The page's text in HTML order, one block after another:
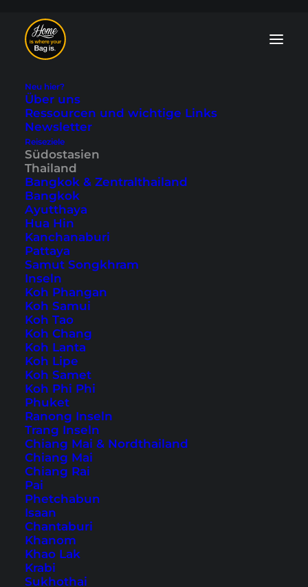
Neu hier?
Über uns
Ressourcen und wichtige Links
Newsletter
Reiseziele
Südostasien
Thailand
Bangkok & Zentralthailand
Bangkok
Ayutthaya
Hua Hin
Kanchanaburi
Pattaya
Samut Songkhram
Inseln
Koh Phangan
Koh Samui
Koh Tao
Koh Chang
Koh Lanta
Koh Lipe
Koh Samet
Koh Phi Phi
Phuket
Ranong Inseln
Trang Inseln
Chiang Mai & Nordthailand
Chiang Mai
Chiang Rai
Pai
Phetchabun
Isaan
Chantaburi
Khanom
Khao Lak
Krabi
Sukhothai
Wassersport in
Südostasien - die
beliebtesten
Aktivitäten
Zuletzt aktualisiert: 23. April 2026
Südostasien,Thailand
Wenn du auf der Suche nach einer
unvergesslichen Aktivität auf Reisen bist, die in
der Natur stattfindet, dann ist Wassersport in
Südostasien genau das Richtige für dich. Die
exotische Region ist weltweit bekannt für ihre
kristallklaren Gewässer und bietet eine Vielzahl
an Wassersportoptionen, die sowohl Anfänger
als auch erfahrene Enthusiasten begeistern.
Von Tauchen bis
Kitesurfen: Wassersport in